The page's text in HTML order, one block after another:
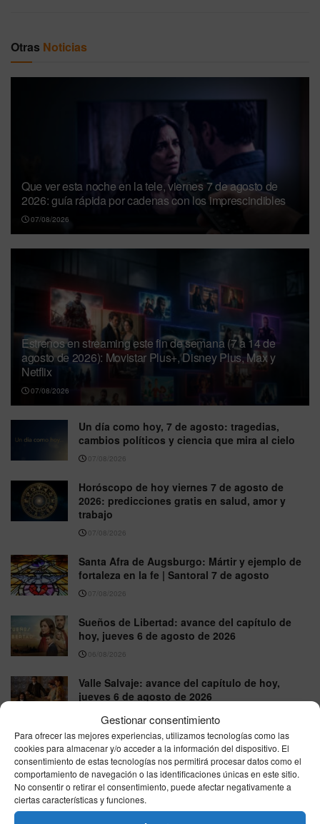
Gestionar consentimiento
Para ofrecer las mejores experiencias, utilizamos tecnologías como las
cookies para almacenar y/o acceder a la información del dispositivo. El
consentimiento de estas tecnologías nos permitirá procesar datos como el
comportamiento de navegación o las identificaciones únicas en este sitio.
No consentir o retirar el consentimiento, puede afectar negativamente a
ciertas características y funciones.
Otras Noticias
Que ver esta noche en la tele, viernes 7 de agosto de
2026: guía rápida por cadenas con los imprescindibles
07/08/2026
Estrenos en streaming este fin de semana (7 a 14 de
agosto de 2026): Movistar Plus+, Disney Plus, Max y
Netflix
07/08/2026
Un día como hoy, 7 de agosto: tragedias,
cambios políticos y ciencia que mira al cielo
07/08/2026
Horóscopo de hoy viernes 7 de agosto de
2026: predicciones gratis en salud, amor y
trabajo
07/08/2026
Santa Afra de Augsburgo: Mártir y ejemplo de
fortaleza en la fe | Santoral 7 de agosto
07/08/2026
Sueños de Libertad: avance del capítulo de
hoy, jueves 6 de agosto de 2026
06/08/2026
Valle Salvaje: avance del capítulo de hoy,
jueves 6 de agosto de 2026
06/08/2026
La Promesa: avance del capítulo de hoy,
jueves 6 de agosto de 2026
06/08/2026